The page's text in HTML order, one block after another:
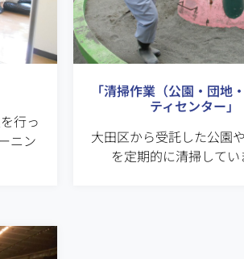
行っ
ニン
「清掃作業（公園・団地
ティセンター」
大田区から受託した公園
を定期的に清掃してい